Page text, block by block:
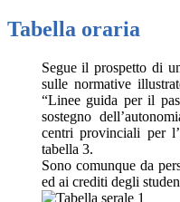
Tabella oraria
Segue il prospetto di
sulle normative
“Linee guida per il
sostegno
centri provinciali per
tabella 3.
Sono comunque da
ed ai crediti degli